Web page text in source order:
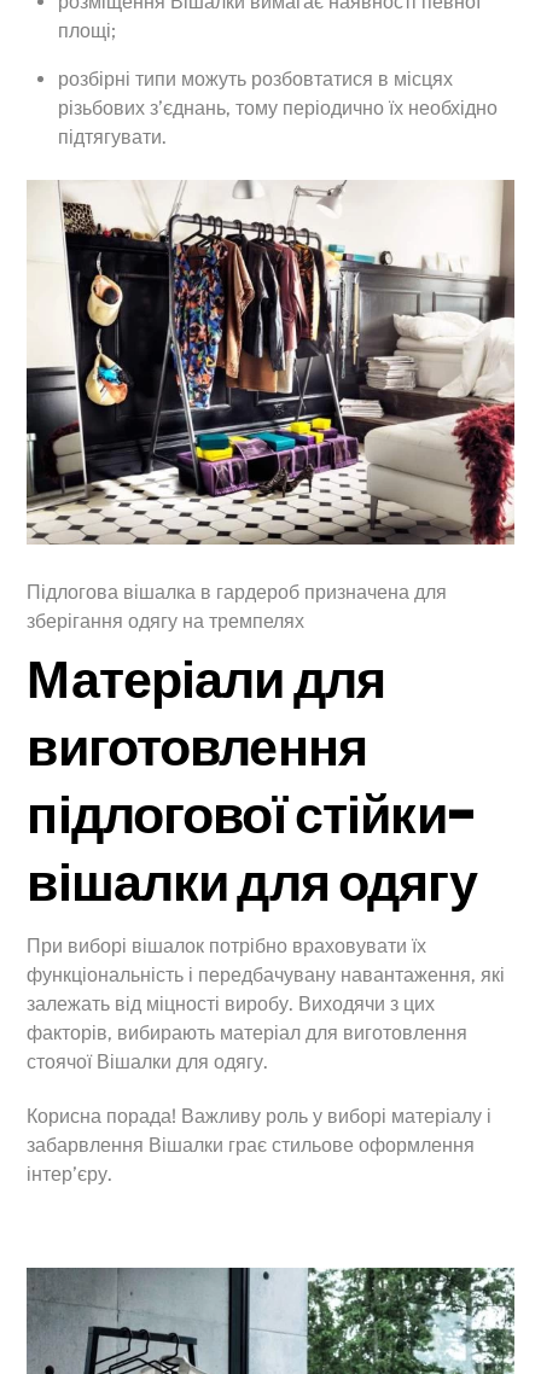
площі;
розбірні типи можуть розбовтатися в місцях
різьбових з’єднань, тому періодично їх необхідно
підтягувати.
Підлогова вішалка в гардероб призначена для
зберігання одягу на тремпелях
Матеріали для
виготовлення
підлогової стійки-
вішалки для одягу
При виборі вішалок потрібно враховувати їх
функціональність і передбачувану навантаження, які
залежать від міцності виробу. Виходячи з цих
факторів, вибирають матеріал для виготовлення
стоячої Вішалки для одягу.
Корисна порада! Важливу роль у виборі матеріалу і
забарвлення Вішалки грає стильове оформлення
інтер’єру.